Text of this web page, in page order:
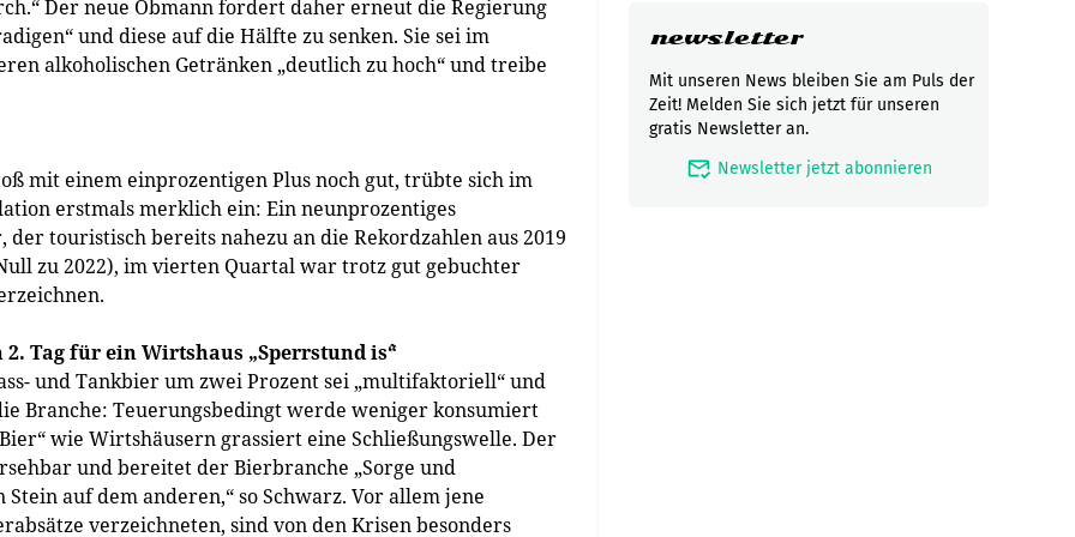
Der neue Obmann fordert daher erneut die Regierung
und diese auf die Hälfte zu senken. Sie sei im
alkoholischen Getränken „deutlich zu hoch“ und treibe
mit einem einprozentigen Plus noch gut, trübte sich im
erstmals merklich ein: Ein neunprozentiges
touristisch bereits nahezu an die Rekordzahlen aus 2019
zu 2022), im vierten Quartal war trotz gut gebuchter
Tag für ein Wirtshaus „Sperrstund is`“
und Tankbier um zwei Prozent sei „multifaktoriell“ und
Branche: Teuerungsbedingt werde weniger konsumiert
wie Wirtshäusern grassiert eine Schließungswelle. Der
und bereitet der Bierbranche „Sorge und
auf dem anderen,“ so Schwarz. Vor allem jene
verzeichneten, sind von den Krisen besonders
newsletter
Mit unseren News bleiben Sie am Puls der
Zeit! Melden Sie sich jetzt für unseren
gratis Newsletter an.
mark_email_read Newsletter jetzt abonnieren